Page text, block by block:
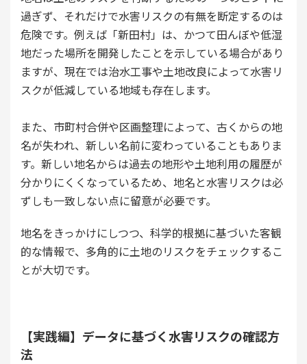
過ぎず、それだけで水害リスクの有無を断定するのは
危険です。例えば「新田村」は、かつて田んぼや低湿
地だった場所を開発したことを示している場合があり
ますが、現在では治水工事や土地改良によって水害リ
スクが低減している地域も存在します。
また、市町村合併や区画整理によって、古くからの地
名が失われ、新しい名前に変わっていることもありま
す。新しい地名からは過去の地形や土地利用の履歴が
分かりにくくなっているため、地名と水害リスクは必
ずしも一致しない点に留意が必要です。
地名をきっかけにしつつ、科学的根拠に基づいた客観
的な情報で、多角的に土地のリスクをチェックするこ
とが大切です。
【実践編】データに基づく水害リスクの確認方
法